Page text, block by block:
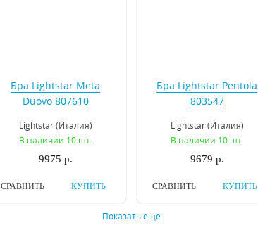
Бра Lightstar Meta
Duovo 807610
Lightstar (Италия)
В наличии 10 шт.
9975 р.
КУПИТЬ
СРАВНИТЬ
Бра Lightstar Pentola
803547
Lightstar (Италия)
В наличии 10 шт.
9679 р.
КУПИТЬ
СРАВНИТЬ
Показать еще